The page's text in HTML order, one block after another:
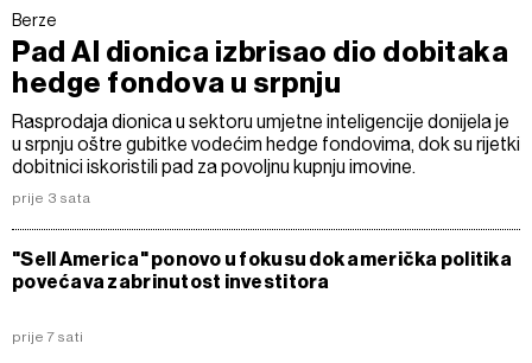
Berze
Pad AI dionica izbrisao dio dobitaka
hedge fondova u srpnju
Rasprodaja dionica u sektoru umjetne inteligencije donijela je
u srpnju oštre gubitke vodećim hedge fondovima, dok su rijetki
dobitnici iskoristili pad za povoljnu kupnju imovine.
prije 3 sata
"Sell America" ponovo u fokusu dok američka politika
povećava zabrinutost investitora
prije 7 sati